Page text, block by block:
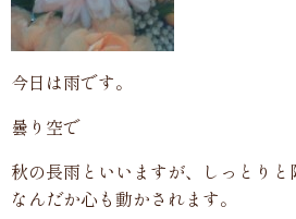
今日は雨です。
曇り空で
秋の長雨といいますが、しっとりと
なんだか心も動かされます。